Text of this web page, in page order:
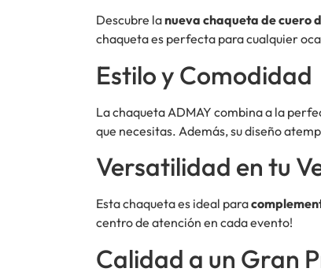
Descubre lanueva chaqueta de cuero
chaqueta es perfecta para cualquier
Estilo y Comodidad
La chaqueta ADMAY combina a la
que necesitas. Además, su diseño
Versatilidad en tu
Esta chaqueta es ideal para
centro de atención en cada evento!
Calidad a un Gran